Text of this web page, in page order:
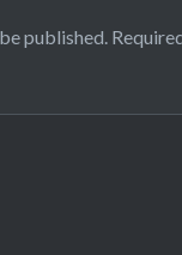
published.